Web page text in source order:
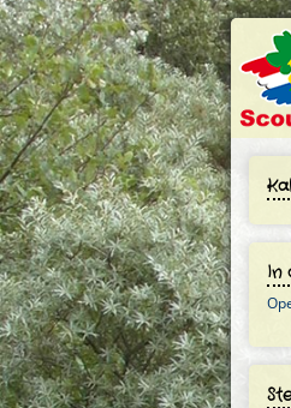
Overslaan en naar de inhoud gaan
In